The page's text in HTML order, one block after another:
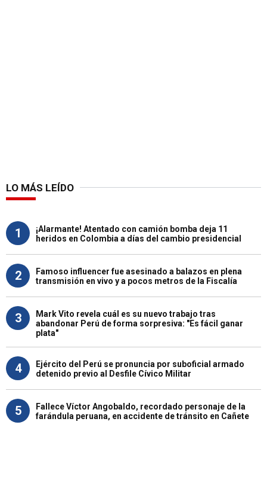
LO MÁS LEÍDO
1
¡Alarmante! Atentado con camión bomba deja 11
heridos en Colombia a días del cambio presidencial
2
Famoso influencer fue asesinado a balazos en plena
transmisión en vivo y a pocos metros de la Fiscalía
3
Mark Vito revela cuál es su nuevo trabajo tras
abandonar Perú de forma sorpresiva: "Es fácil ganar
plata"
4
Ejército del Perú se pronuncia por suboficial armado
detenido previo al Desfile Cívico Militar
5
Fallece Víctor Angobaldo, recordado personaje de la
farándula peruana, en accidente de tránsito en Cañete